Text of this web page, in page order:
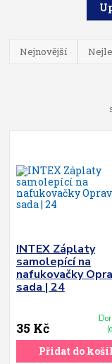
Nejnovější
INTEX Záplaty
samolepící na
nafukovačky
sada | 24
35 Kč
Přidat do